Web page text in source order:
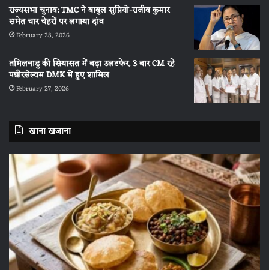
राज्यसभा चुनाव: TMC ने बाबुल सुप्रियो-राजीव कुमार
समेत चार चेहरों पर लगाया दांव
February 28, 2026
तमिलनाडु की सियासत में बड़ा उलटफेर, 3 बार CM रहे
पन्नीरसेल्वम DMK में हुए शामिल
February 27, 2026
खाना खजाना